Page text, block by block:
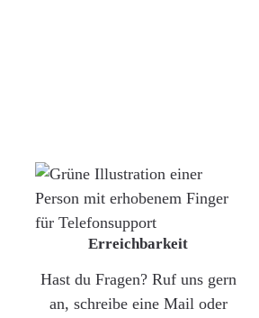
Erreichbarkeit
Hast du Fragen? Ruf uns gern
an, schreibe eine Mail oder